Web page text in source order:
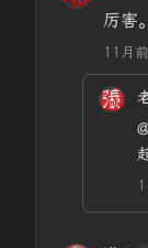
厉害
11月前